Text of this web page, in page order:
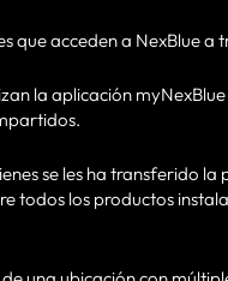
que acceden a NexBlue
la aplicación
se les ha transferido
todos los productos